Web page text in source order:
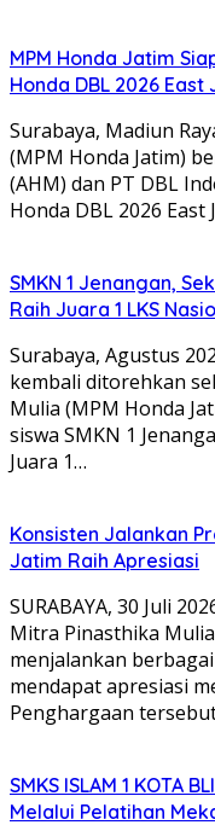
MPM Honda Jatim
Honda DBL 2026 East
Surabaya, Madiun
(MPM Honda Jatim)
(AHM) dan PT DBL
Honda DBL 2026 East
SMKN 1 Jenangan,
Raih Juara 1 LKS
Surabaya, Agustus
kembali ditorehkan
Mulia (MPM Honda
siswa SMKN 1
Juara 1…
Konsisten Jalankan
Jatim Raih Apresiasi
SURABAYA, 30 Juli
Mitra Pinasthika
menjalankan
mendapat apresiasi
Penghargaan
SMKS ISLAM 1 KOTA
Melalui Pelatihan